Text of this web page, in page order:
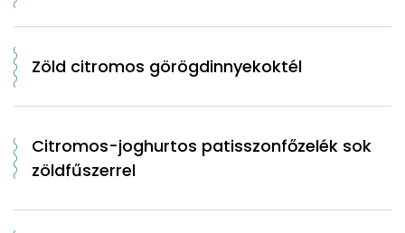
Zöld citromos görögdinnyekoktél
Citromos-joghurtos patisszonfőzelék sok
zöldfűszerrel